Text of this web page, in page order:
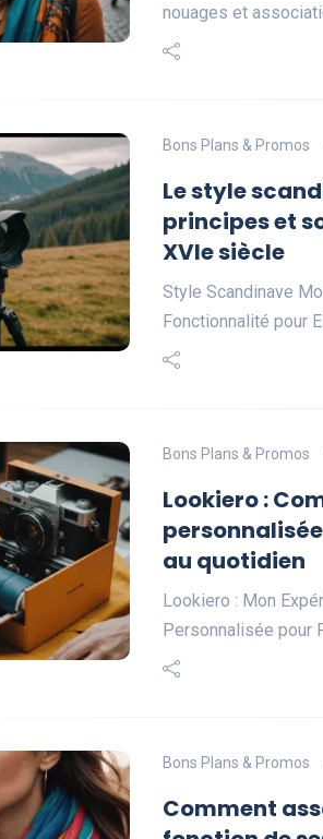
nouages et
Bons Plans & Promos
Le style
principes et
XVIe siècle
Style Scandinave
Fonctionnalité pour
Bons Plans & Promos
Lookiero :
au quotidien
Lookiero : Mon
Personnalisée pour
Bons Plans & Promos
Comment